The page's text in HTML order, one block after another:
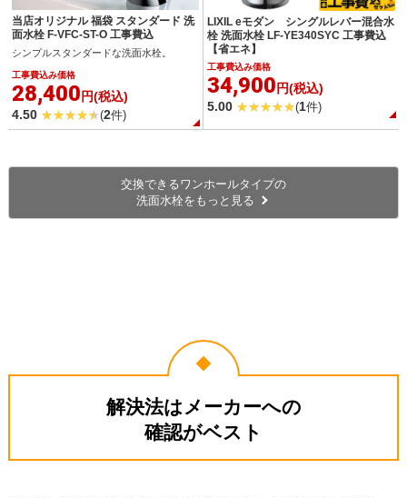
当店オリジナル 福袋 スタンダード 洗
面水栓 F-VFC-ST-O 工事費込
シンプルスタンダードな洗面水栓。
工事費込み価格
28,400 円(税込)
4.50
(2件)
LIXIL eモダン シングルレバー混合水
栓 洗面水栓 LF-YE340SYC 工事費込
【省エネ】
工事費込み価格
34,900 円(税込)
5.00
(1件)
交換できるワンホールタイプの
洗面水栓をもっと見る
解決法はメーカーへの
確認がベスト